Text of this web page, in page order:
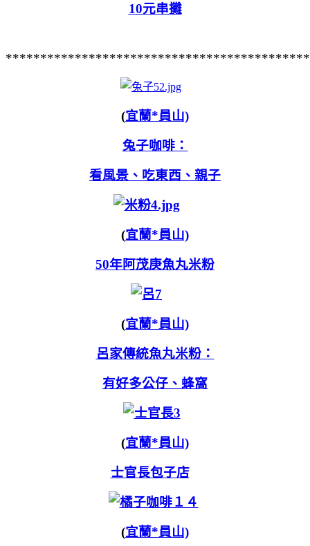
10元串攤
(宜蘭*員山)
兔子咖啡：
看風景、吃東西、親子
(宜蘭*員山)
50年阿茂庚魚丸米粉
(宜蘭*員山)
呂家傳統魚丸米粉：
有好多公仔、蜂窩
(宜蘭*員山)
士官長包子店
(宜蘭*員山)